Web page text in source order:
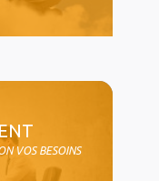
VOS BESOINS